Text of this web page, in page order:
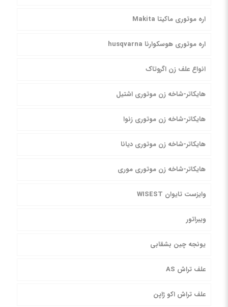
اره موتوری ماکیتا Makita
اره موتوری هوسکوارنا husqvarna
انواع علف زن اگروتاک
هایکاتر-شاخه زن موتوری اشتیل
هایکاتر-شاخه زن موتوری زنوا
هایکاتر-شاخه زن موتوری دیانا
هایکاتر-شاخه زن موتوری موری
وایزست تایوان WISEST
ویبراتور
یونجه چین بشقابی
علف تراش AS
علف تراش اکو ژاپن